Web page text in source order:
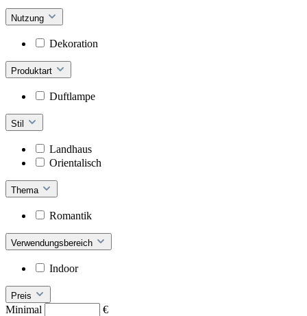
Nutzung
Dekoration
Produktart
Duftlampe
Stil
Landhaus
Orientalisch
Thema
Romantik
Verwendungsbereich
Indoor
Preis
Minimal
€